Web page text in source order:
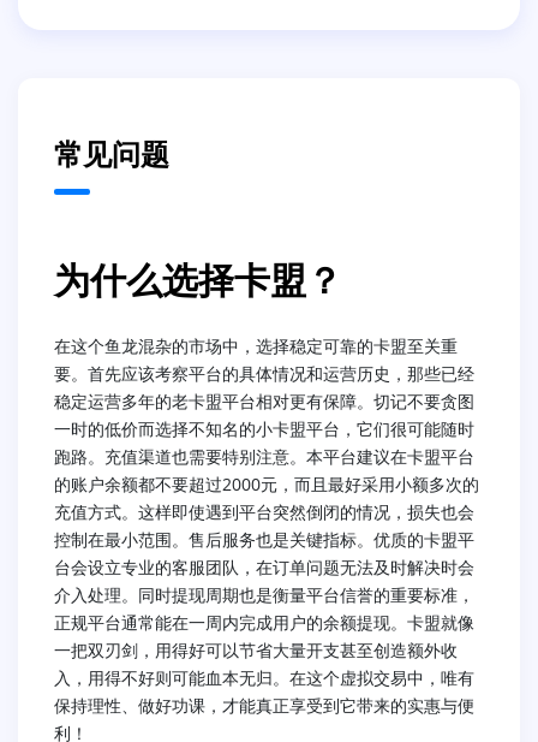
常见问题
为什么选择卡盟？
在这个鱼龙混杂的市场中，选择稳定可靠的卡盟至关重
要。首先应该考察平台的具体情况和运营历史，那些已经
稳定运营多年的老卡盟平台相对更有保障。切记不要贪图
一时的低价而选择不知名的小卡盟平台，它们很可能随时
跑路。充值渠道也需要特别注意。本平台建议在卡盟平台
的账户余额都不要超过2000元，而且最好采用小额多次的
充值方式。这样即使遇到平台突然倒闭的情况，损失也会
控制在最小范围。售后服务也是关键指标。优质的卡盟平
台会设立专业的客服团队，在订单问题无法及时解决时会
介入处理。同时提现周期也是衡量平台信誉的重要标准，
正规平台通常能在一周内完成用户的余额提现。卡盟就像
一把双刃剑，用得好可以节省大量开支甚至创造额外收
入，用得不好则可能血本无归。在这个虚拟交易中，唯有
保持理性、做好功课，才能真正享受到它带来的实惠与便
利！